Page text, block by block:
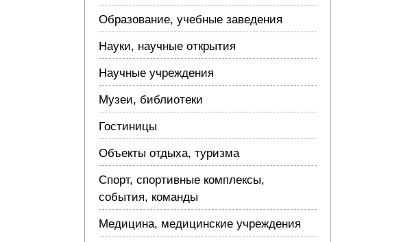
Образование, учебные заведения
Науки, научные открытия
Научные учреждения
Музеи, библиотеки
Гостиницы
Объекты отдыха, туризма
Спорт, спортивные комплексы,
события, команды
Медицина, медицинские учреждения